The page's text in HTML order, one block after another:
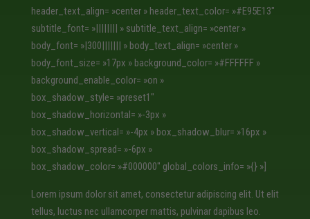
header_text_align= »center » header_text_color= »#E95E13″
subtitle_font= »|||||||| » subtitle_text_align= »center »
body_font= »|300||||||| » body_text_align= »center »
body_font_size= »17px » background_color= »#FFFFFF »
background_enable_color= »on »
box_shadow_style= »preset1″
box_shadow_horizontal= »-3px »
box_shadow_vertical= »-4px » box_shadow_blur= »16px »
box_shadow_spread= »-6px »
box_shadow_color= »#000000″ global_colors_info= »{} »]
Lorem ipsum dolor sit amet, consectetur adipiscing elit. Ut elit
tellus, luctus nec ullamcorper mattis, pulvinar dapibus leo.